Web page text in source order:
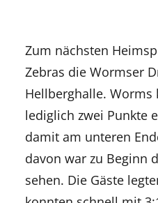
Zum nächsten
Zebras die Wormser
Hellberghalle. Worms
lediglich zwei Punkte
damit am unteren
davon war zu Beginn
sehen. Die Gäste